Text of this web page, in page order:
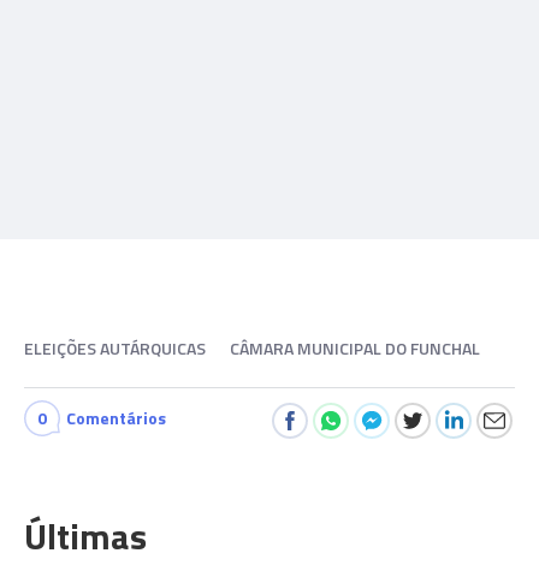
ELEIÇÕES AUTÁRQUICAS CÂMARA MUNICIPAL DO FUNCHAL
0 Comentários
Últimas